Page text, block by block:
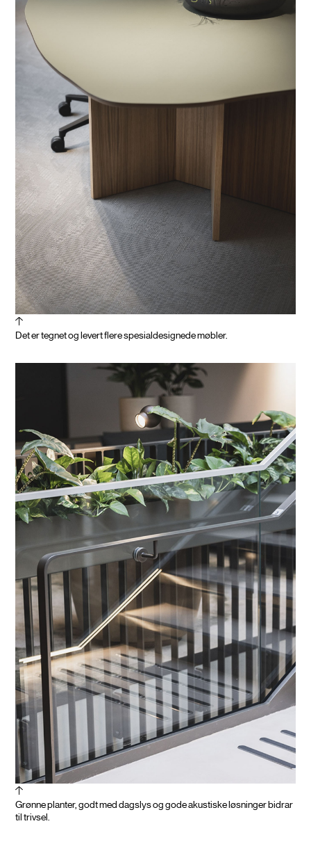
Det er tegnet og levert flere spesialdesignede møbler.
Grønne planter, godt med dagslys og gode akustiske løsninger bidrar
til trivsel.